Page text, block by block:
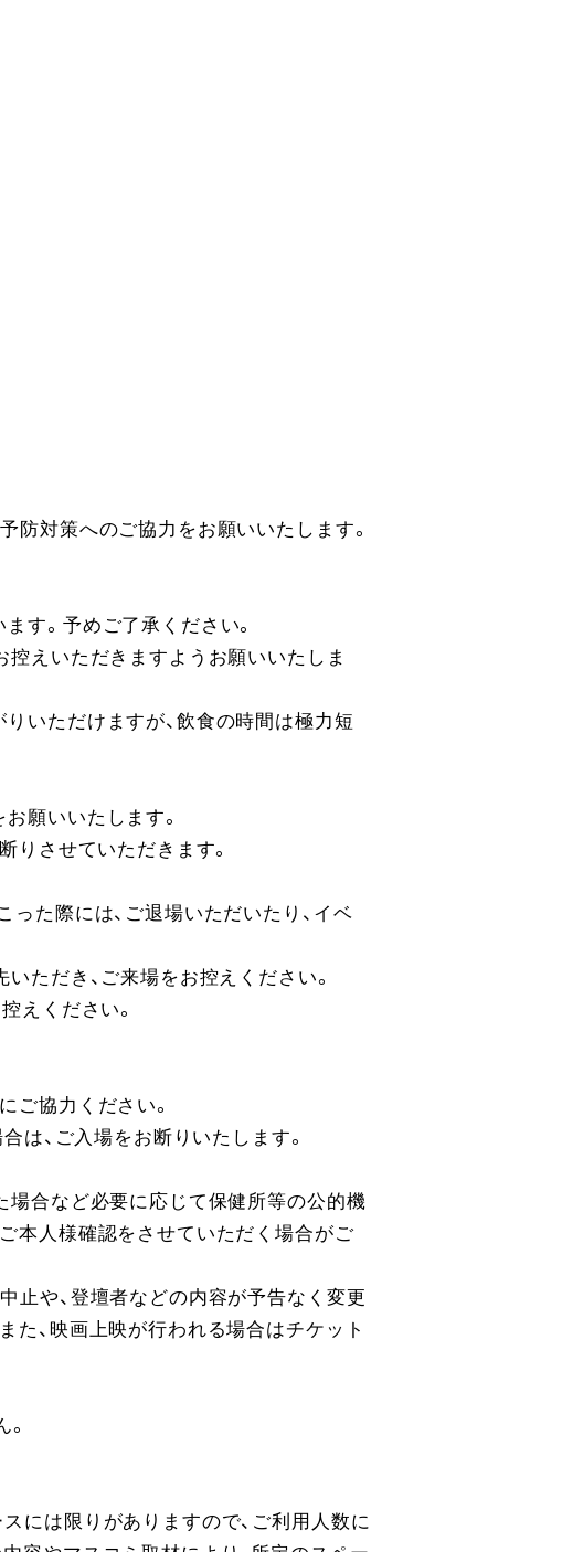
防対策へのご協力をお願いいたします。
す。予めご了承ください。
控えいただきますようお願いいたしま
いただけますが、飲食の時間は極力短
願いいたします。
りさせていただきます。
た際には、ご退場いただいたり、イベ
ただき、ご来場をお控えください。
えください。
ご協力ください。
、ご入場をお断りいたします。
場合など必要に応じて保健所等の公的機
本人様確認をさせていただく場合がご
止や、登壇者などの内容が予告なく変更
た、映画上映が行われる場合はチケット
には限りがありますので、ご利用人数に